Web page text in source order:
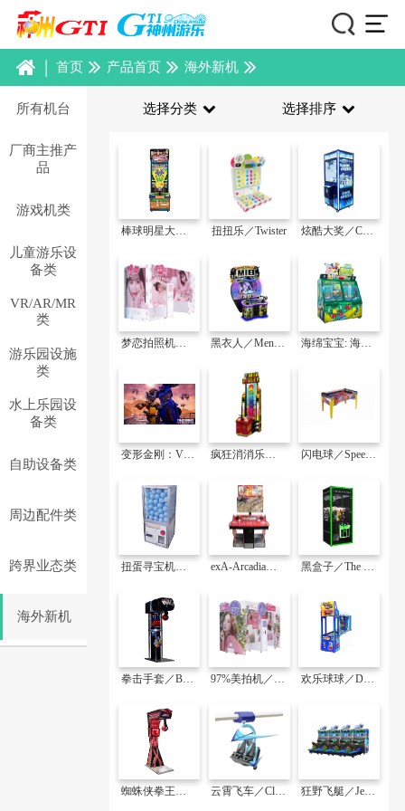
| 首页 产品首页 海外新机
所有机台
厂商主推产
品
游戏机类
儿童游乐设
备类
VR/AR/MR
类
游乐园设施
类
水上乐园设
备类
自助设备类
周边配件类
跨界业态类
海外新机
选择分类 选择排序
扭扭乐／Twister 炫酷大奖／Cool Prizes
海绵宝宝: 海盗比基尼岛／SpongeBob SquarePants: Pirates Bikini Bottom
变形金刚：VR入侵／Transformers:VR Invasion 疯狂消消乐／Mega Blaster 闪电球／Speedball
扭蛋寻宝机／Value Gacha exA-Arcadia电子游戏／exA-Arcadia 黑盒子／The Black Box
拳击手套／Boxer Glove 97%美拍机／97% Beauty Cam 欢乐球球／Drop It Drop It
蜘蛛侠拳王／Boxer Spider 云霄飞车／Cloud Coaster Storm 狂野飞艇／Jet Blaster